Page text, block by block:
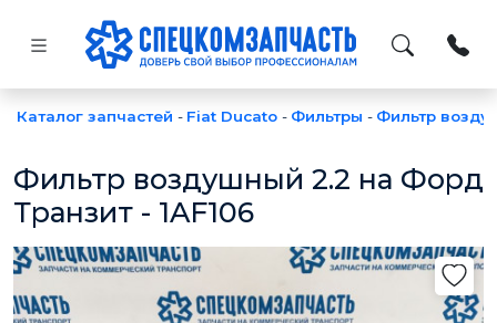
Каталог запчастей - Fiat Ducato - Фильтры - Фильтр
Фильтр воздушный 2.2 на Форд
Транзит - 1AF106